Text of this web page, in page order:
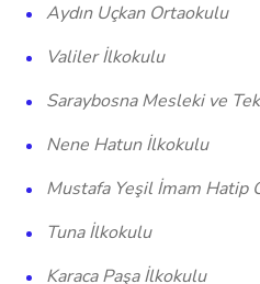
Aydın Uçkan Ortaokulu
Valiler İlkokulu
Saraybosna Mesleki ve
Nene Hatun İlkokulu
Mustafa Yeşil İmam Hatip
Tuna İlkokulu
Karaca Paşa İlkokulu